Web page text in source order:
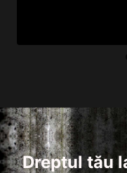
Dreptul tău